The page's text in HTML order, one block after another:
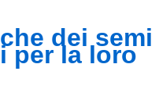
dei semi
per la loro